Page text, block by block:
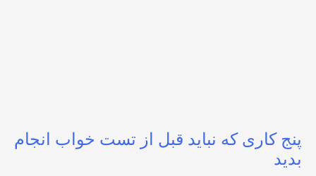
پنج کاری که نباید قبل از تست خواب انجام
بدید